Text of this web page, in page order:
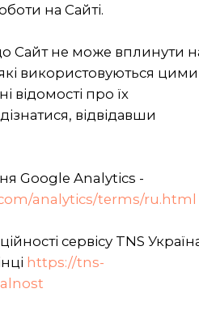
до
не